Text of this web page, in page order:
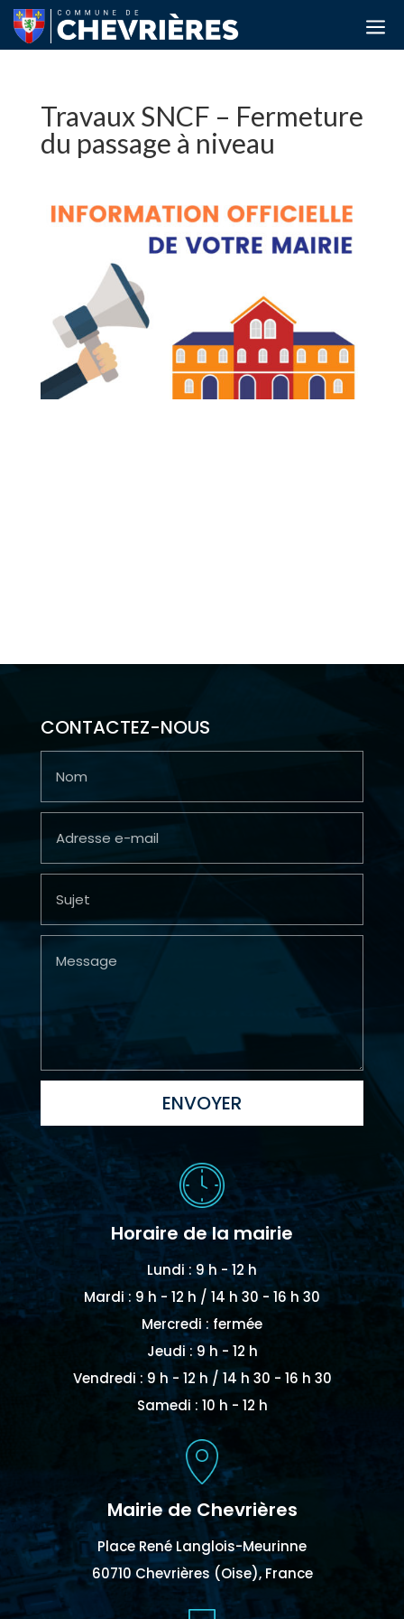
a
Travaux SNCF – Fermeture
du passage à niveau
CONTACTEZ-NOUS
ENVOYER
Horaire de la mairie
Lundi : 9 h - 12 h
Mardi : 9 h - 12 h / 14 h 30 - 16 h 30
Mercredi : fermée
Jeudi : 9 h - 12 h
Vendredi : 9 h - 12 h / 14 h 30 - 16 h 30
Samedi : 10 h - 12 h
Mairie de Chevrières
Place René Langlois-Meurinne
60710 Chevrières (Oise), France